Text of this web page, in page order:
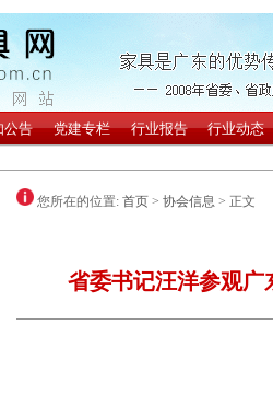
您所在的位置: 首页> 协会信息 > 正文
省委书记汪洋参观广